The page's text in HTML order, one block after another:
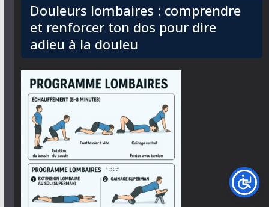
Douleurs lombaires : comprendre
et renforcer ton dos pour dire
adieu à la douleu